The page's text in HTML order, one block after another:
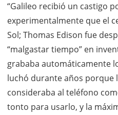
“Galileo recibió un castigo
experimentalmente que el
Sol; Thomas Edison fue
“malgastar tiempo” en
grababa automáticamente
luchó durante años porque
consideraba al teléfono
tonto para usarlo, y la